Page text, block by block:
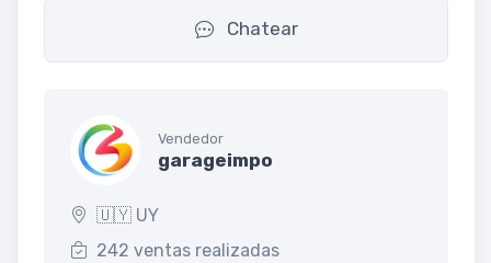
Chatear
Vendedor
garageimpo
🇺🇾 UY
242 ventas realizadas